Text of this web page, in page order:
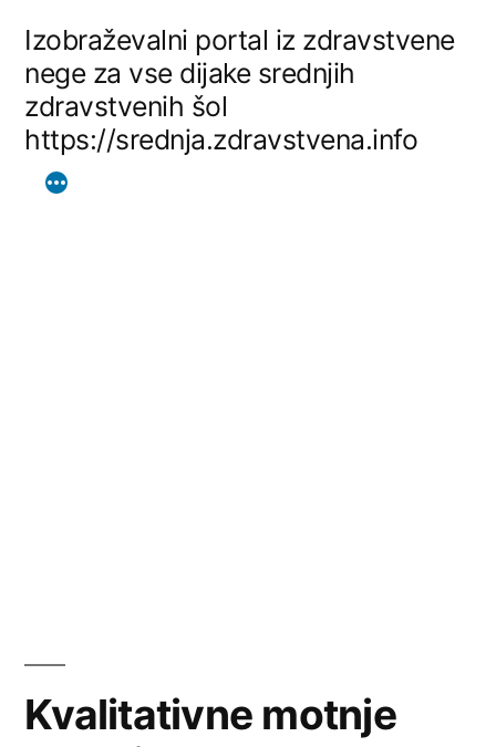
content
Izobraževalni portal iz zdravstvene
nege za vse dijake srednjih
zdravstvenih šol
https://srednja.zdravstvena.info
Kvalitativne motnje